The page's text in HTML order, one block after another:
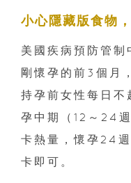
小心隱藏版食物
美國疾病預防管
剛懷孕的前3個月
持孕前女性每日
孕中期（12～24
卡熱量，懷孕24
卡即可。